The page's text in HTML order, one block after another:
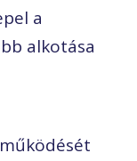
a
alkotása